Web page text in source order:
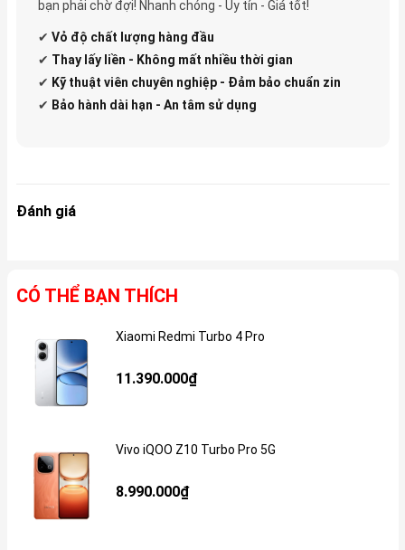
bạn phải chờ đợi! Nhanh chóng - Uy tín - Giá tốt!
✔ Vỏ độ chất lượng hàng đầu
✔ Thay lấy liền - Không mất nhiều thời gian
✔ Kỹ thuật viên chuyên nghiệp - Đảm bảo chuẩn zin
✔ Bảo hành dài hạn - An tâm sử dụng
Đánh giá
CÓ THỂ BẠN THÍCH
Xiaomi Redmi Turbo 4 Pro
11.390.000₫
Vivo iQOO Z10 Turbo Pro 5G
8.990.000₫